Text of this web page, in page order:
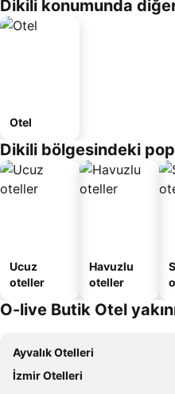
Dikili konumunda
Otel
Dikili bölgesindeki
Ucuz
oteller
Havuzlu
oteller
O-live Butik Otel
Ayvalık Otelleri
İzmir Otelleri